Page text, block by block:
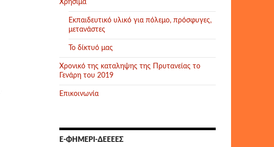
Χρήσιμα
Εκπαιδευτικό υλικό για πόλεμο, πρόσφυγες,
μετανάστες
Το δίκτυό μας
Χρονικό της καταληψης της Πρυτανείας το
Γενάρη του 2019
Επικοινωνία
Ε-ΦΗΜΕΡΊ-ΔΕΕΕΕΣ